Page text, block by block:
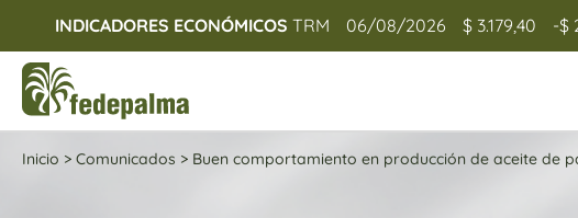
INDICADORES ECONÓMICOS TRM 06/08/2026 $ 3.179,40 -$
Inicio > Comunicados > Buen comportamiento en producción de aceite de